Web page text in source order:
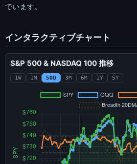
でいます。
インタラクティブチャート
S&P 500 & NASDAQ 100 推移
1W 1M 50D 3M 6M 1Y 5Y